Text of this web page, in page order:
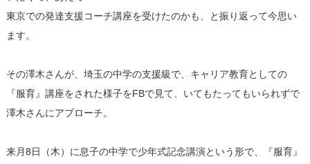
東京での発達支援コーチ講座を受けたのかも、と振り返って今思い
ます。
その澤木さんが、埼玉の中学の支援級で、キャリア教育としての
『服育』講座をされた様子をFBで見て、いてもたってもいられずで
澤木さんにアプローチ。
来月8日（木）に息子の中学で少年式記念講演という形で、『服育』